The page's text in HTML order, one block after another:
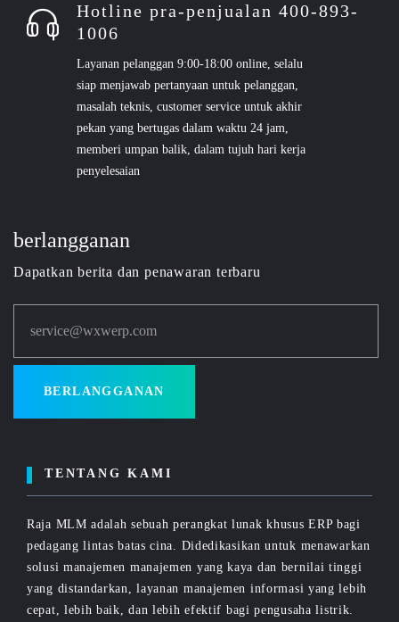
Hotline pra-penjualan 400-893-
1006
Layanan pelanggan 9:00-18:00 online, selalu
siap menjawab pertanyaan untuk pelanggan,
masalah teknis, customer service untuk akhir
pekan yang bertugas dalam waktu 24 jam,
memberi umpan balik, dalam tujuh hari kerja
penyelesaian
berlangganan
Dapatkan berita dan penawaran terbaru
service@wxwerp.com
BERLANGGANAN
TENTANG KAMI
Raja MLM adalah sebuah perangkat lunak khusus ERP bagi
pedagang lintas batas cina. Didedikasikan untuk menawarkan
solusi manajemen manajemen yang kaya dan bernilai tinggi
yang distandarkan, layanan manajemen informasi yang lebih
cepat, lebih baik, dan lebih efektif bagi pengusaha listrik.